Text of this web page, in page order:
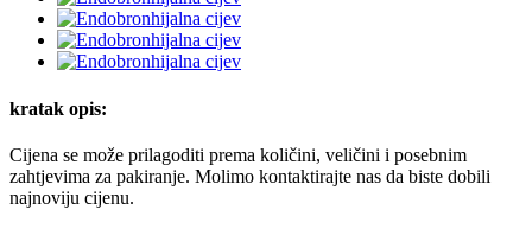
kratak opis:
Cijena se može prilagoditi prema količini, veličini i posebnim
zahtjevima za pakiranje. Molimo kontaktirajte nas da biste dobili
najnoviju cijenu.